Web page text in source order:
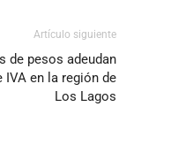
Artículo siguiente
de pesos adeudan
en la región de
Los Lagos